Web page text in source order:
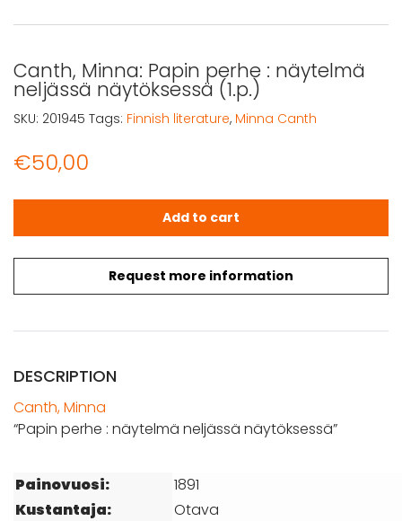
Canth, Minna: Papin perhe : näytelmä
neljässä näytöksessä (1.p.)
€50,00
Request more information
Canth, Minna: Papin perhe : näytelmä neljässä
Add to cart
SKU: 201945 Tags: Finnish literature, Minna Canth
DESCRIPTION
Canth, Minna
“Papin perhe : näytelmä neljässä näytöksessä”
Painovuosi:
1891
Kustantaja:
Otava